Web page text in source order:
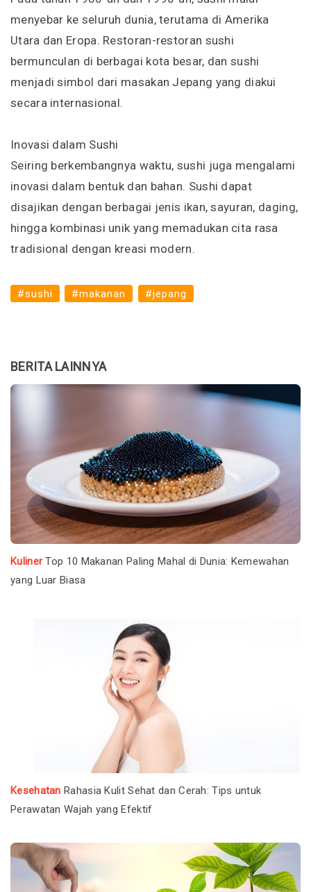
menyebar ke seluruh dunia, terutama di Amerika
Utara dan Eropa. Restoran-restoran sushi
bermunculan di berbagai kota besar, dan sushi
menjadi simbol dari masakan Jepang yang diakui
secara internasional.
Inovasi dalam Sushi
Seiring berkembangnya waktu, sushi juga mengalami
inovasi dalam bentuk dan bahan. Sushi dapat
disajikan dengan berbagai jenis ikan, sayuran, daging,
hingga kombinasi unik yang memadukan cita rasa
tradisional dengan kreasi modern.
#sushi #makanan #jepang
BERITA LAINNYA
KulinerTop 10 Makanan Paling Mahal di Dunia: Kemewahan
yang Luar Biasa
Kesehatan Rahasia Kulit Sehat dan Cerah: Tips untuk
Perawatan Wajah yang Efektif